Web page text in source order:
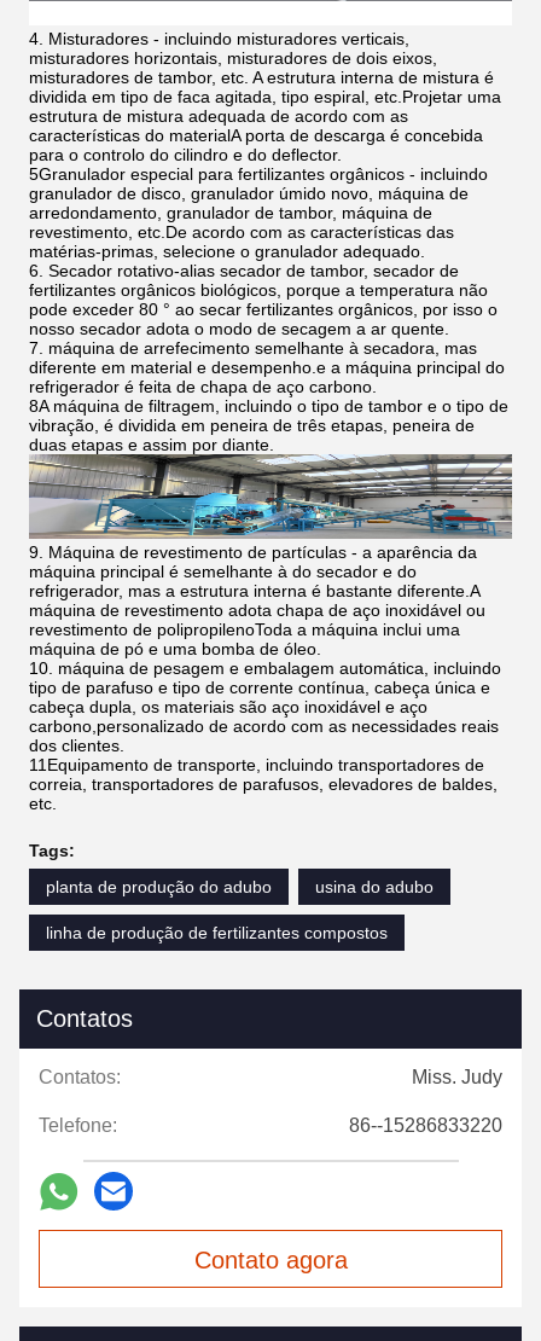
4. Misturadores - incluindo misturadores verticais,
misturadores horizontais, misturadores de dois eixos,
misturadores de tambor, etc. A estrutura interna de mistura é
dividida em tipo de faca agitada, tipo espiral, etc.Projetar uma
estrutura de mistura adequada de acordo com as
características do materialA porta de descarga é concebida
para o controlo do cilindro e do deflector.
5Granulador especial para fertilizantes orgânicos - incluindo
granulador de disco, granulador úmido novo, máquina de
arredondamento, granulador de tambor, máquina de
revestimento, etc.De acordo com as características das
matérias-primas, selecione o granulador adequado.
6. Secador rotativo-alias secador de tambor, secador de
fertilizantes orgânicos biológicos, porque a temperatura não
pode exceder 80 ° ao secar fertilizantes orgânicos, por isso o
nosso secador adota o modo de secagem a ar quente.
7. máquina de arrefecimento semelhante à secadora, mas
diferente em material e desempenho.e a máquina principal do
refrigerador é feita de chapa de aço carbono.
8A máquina de filtragem, incluindo o tipo de tambor e o tipo de
vibração, é dividida em peneira de três etapas, peneira de
duas etapas e assim por diante.
9. Máquina de revestimento de partículas - a aparência da
máquina principal é semelhante à do secador e do
refrigerador, mas a estrutura interna é bastante diferente.A
máquina de revestimento adota chapa de aço inoxidável ou
revestimento de polipropilenoToda a máquina inclui uma
máquina de pó e uma bomba de óleo.
10. máquina de pesagem e embalagem automática, incluindo
tipo de parafuso e tipo de corrente contínua, cabeça única e
cabeça dupla, os materiais são aço inoxidável e aço
carbono,personalizado de acordo com as necessidades reais
dos clientes.
11Equipamento de transporte, incluindo transportadores de
correia, transportadores de parafusos, elevadores de baldes,
etc.
Tags:
planta de produção do adubo
usina do adubo
linha de produção de fertilizantes compostos
Contatos
Contatos: Miss. Judy
Telefone: 86--15286833220
Contato agora